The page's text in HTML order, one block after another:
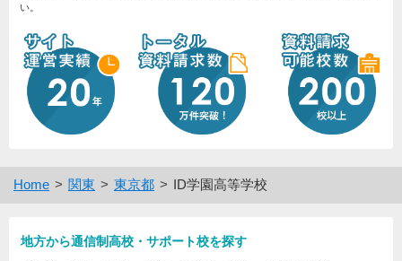
い。
Home 関東 東京都 ID学園高等学校
地方から通信制高校・サポート校を探す